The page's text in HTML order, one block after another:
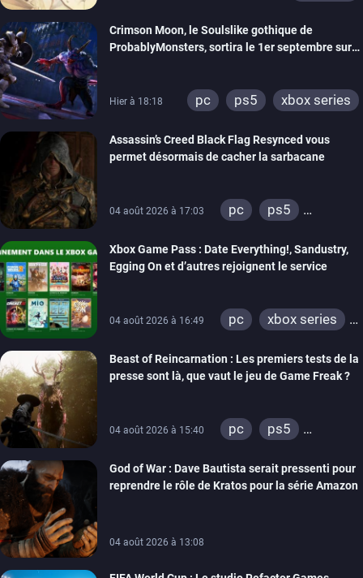
Crimson Moon, le Soulslike gothique de
ProbablyMonsters, sortira le 1er septembre sur
Hier à 18:18 pc ps5 xbox series
Assassin’s Creed Black Flag Resynced vous
permet désormais de cacher la sarbacane
04 août 2026 à 17:03 pc
ps5
Xbox Game Pass : Date Everything!, Sandustry,
Egging On et d’autres rejoignent le service
04 août 2026 à 16:49 pc
xbox series
Beast of Reincarnation : Les premiers tests de la
presse sont là, que vaut le jeu de Game Freak ?
04 août 2026 à 15:40 pc
ps5
God of War : Dave Bautista serait pressenti pour
reprendre le rôle de Kratos pour la série Amazon
04 août 2026 à 13:08